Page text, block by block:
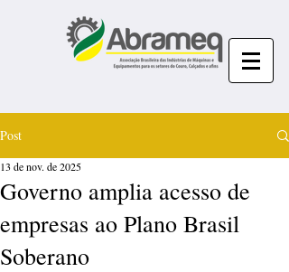
Post
Governo amplia acesso de
empresas ao Plano Brasil
Soberano
13 de nov. de 2025